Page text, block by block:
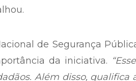
de Segurança
da iniciativa.
Além disso,